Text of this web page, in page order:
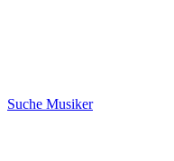
Suche Musiker